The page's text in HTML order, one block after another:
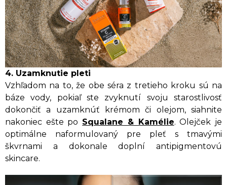
4. Uzamknutie pleti
Vzhľadom na to, že obe séra z tretieho kroku sú na
báze vody, pokiaľ ste zvyknutí svoju starostlivosť
dokončiť a uzamknúť krémom či olejom, siahnite
nakoniec ešte po Squalane & Kamélie. Olejček je
optimálne naformulovaný pre pleť s tmavými
škvrnami a dokonale doplní antipigmentovú
skincare.